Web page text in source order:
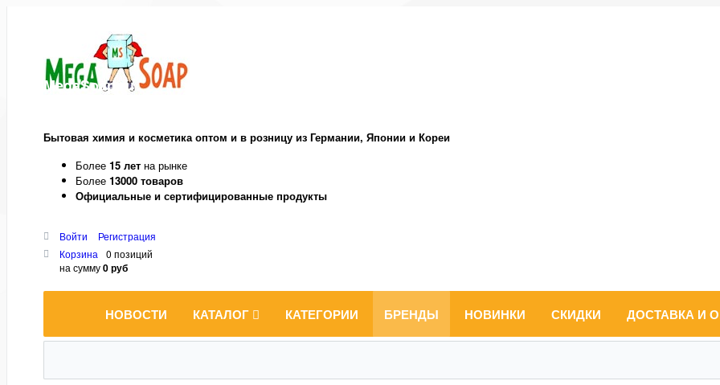
MegaSoap.ru
Бытовая химия и косметика оптом и в розницу из Германии, Японии и Кореи
Более 15 лет на рынке
Более 13000 товаров
Официальные и сертифицированные продукты
Войти
Регистрация
Корзина
0 позиций
на сумму0 руб
НОВОСТИ КАТАЛОГ КАТЕГОРИИ БРЕНДЫ НОВИНКИ СКИДКИ ДОСТАВКА И